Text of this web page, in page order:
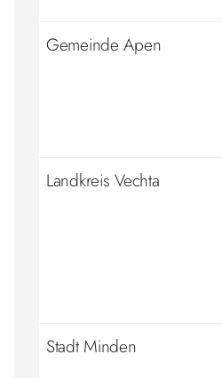
Gemeinde Apen
Landkreis Vechta
Stadt Minden